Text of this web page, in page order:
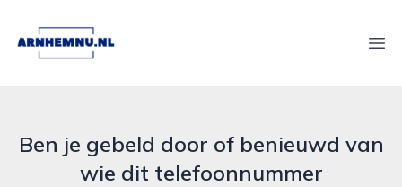
arnhemnu.nl
Ben je gebeld door of benieuwd van
wie dit telefoonnummer